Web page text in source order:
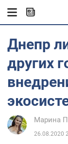
Днепр
других
Марина
26.08.2020